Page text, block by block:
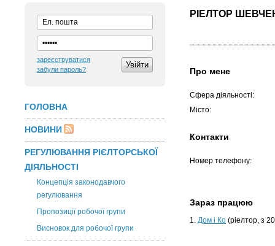
зареєструватися
забули пароль?
ГОЛОВНА
НОВИНИ
РЕГУЛЮВАННЯ РІЄЛТОРСЬКОЇ
ДІЯЛЬНОСТІ
Концепція законодавчого
регулювання
Пропозиції робочої групи
Висновок для робочої групи
РІЕЛТОР
Про мене
Сфера діяльності:
Місто:
Контакти
Номер телефону:
Зараз працюю
1. Дом і Ко (ріелтор, з